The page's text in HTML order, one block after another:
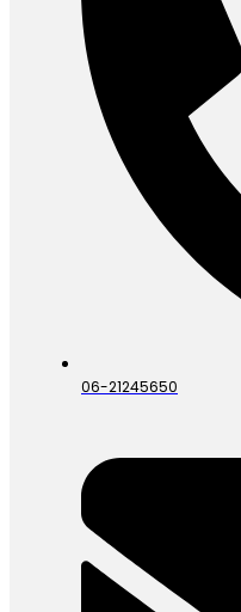
06-21245650